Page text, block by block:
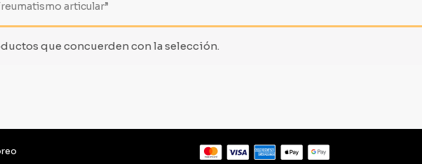
articular”
que concuerden con la selección.